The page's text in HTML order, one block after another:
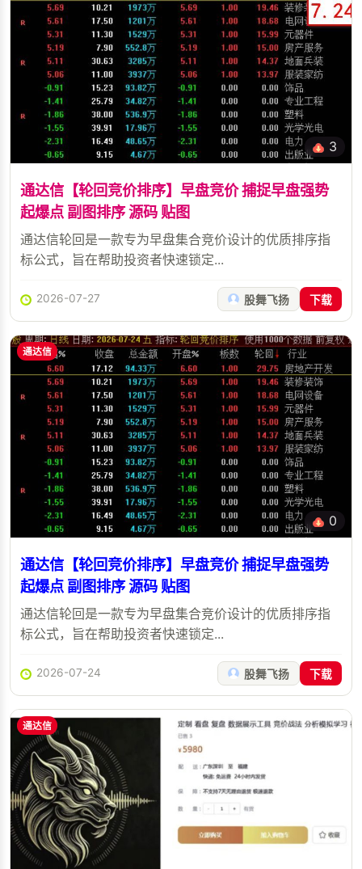
3
通达信【轮回竞价排序】早盘竞价 捕捉早盘强势
起爆点 副图排序 源码 贴图
通达信轮回是一款专为早盘集合竞价设计的优质排序指
标公式，旨在帮助投资者快速锁定...
2026-07-27 股舞飞扬 下载
通达信
0
通达信【轮回竞价排序】早盘竞价 捕捉早盘强势
起爆点 副图排序 源码 贴图
通达信轮回是一款专为早盘集合竞价设计的优质排序指
标公式，旨在帮助投资者快速锁定...
2026-07-24 股舞飞扬 下载
通达信